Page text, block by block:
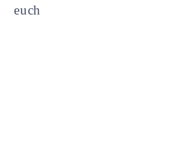
euch